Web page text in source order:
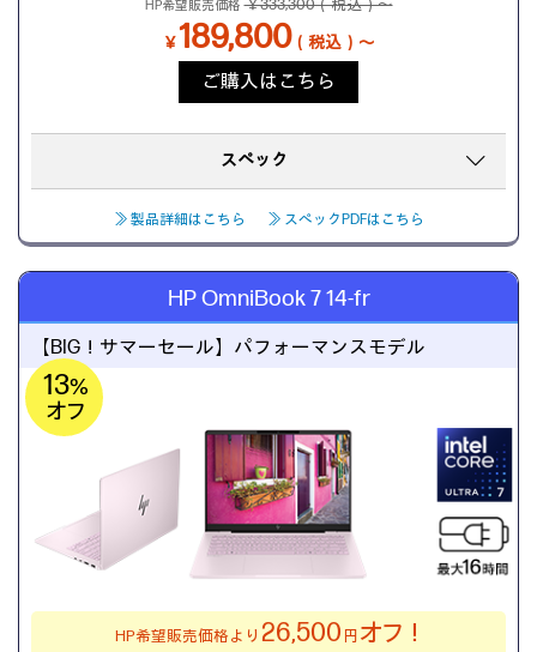
HP希望販売価格 ￥333,300（税込）～
￥189,800（税込）～
ご購入はこちら
スペック
≫ 製品詳細はこちら ≫ スペックPDFはこちら
HP OmniBook 7 14-fr
【BIG！サマーセール】 パフォーマンスモデル
13%
オフ
HP希望販売価格より26,500円 オフ！